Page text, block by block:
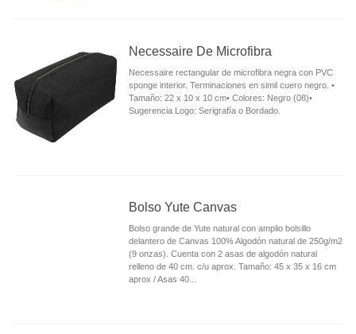
Necessaire De Microfibra
Necessaire rectangular de microfibra negra con PVC
sponge interior. Terminaciones en simil cuero negro. •
Tamaño: 22 x 10 x 10 cm• Colores: Negro (08)•
Sugerencia Logo: Serigrafía o Bordado.
Bolso Yute Canvas
Bolso grande de Yute natural con amplio bolsillo
delantero de Canvas 100% Algodón natural de 250g/m2
(9 onzas). Cuenta con 2 asas de algodón natural
relleno de 40 cm. c/u aprox. Tamaño: 45 x 35 x 16 cm
aprox / Asas 40...